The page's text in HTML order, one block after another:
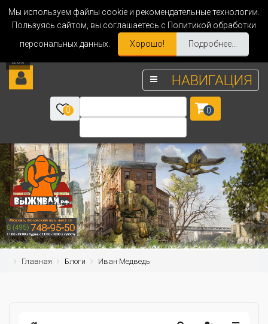
Мы используем файлы cookie и рекомендательные технологии.
Пользуясь сайтом, вы соглашаетесь с Политикой обработки
персональных данных.
Хорошо! Подробнее...
НАВИГАЦИЯ
0 0
Главная Блоги Иван Медведь